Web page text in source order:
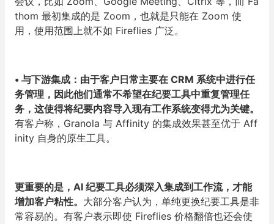
thom 最初集成的是 Zoom，也就是只能在 Zoom 使
用，使用范围上就不如 Fireflies 广泛。
• 与下游集成：由于客户日常主要在 CRM 系统中进行任
务管理，因此他们通常不希望在纪要工具中重复管理任
务，这使得将纪要内容导入现有工作系统变得尤为关键。
有客户称，Granola 与 Affinity 的集成效果甚至优于 Aff
inity 自身的原生工具。
更重要的是，AI 纪要工具必须深入集成到工作流，才能
增加客户粘性。 大部分客户认为，单纯更换纪要工具是非
常容易的。有客户表示即使 Fireflies 价格翻倍也还会使